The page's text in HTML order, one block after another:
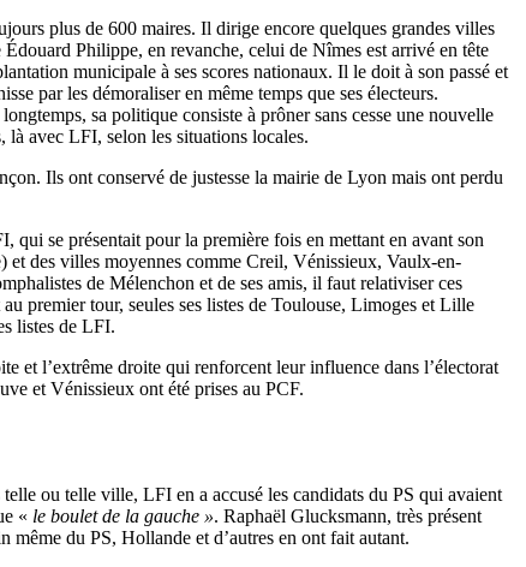
plus de 600 maires. Il dirige encore quelques grandes villes
Philippe, en revanche, celui de Nîmes est arrivé en tête
municipale à ses scores nationaux. Il le doit à son passé et
par les démoraliser en même temps que ses électeurs.
sa politique consiste à prôner sans cesse une nouvelle
là avec LFI, selon les situations locales.
Ils ont conservé de justesse la mairie de Lyon mais ont perdu
qui se présentait pour la première fois en mettant en avant son
et des villes moyennes comme Creil, Vénissieux, Vaulx-en-
de Mélenchon et de ses amis, il faut relativiser ces
premier tour, seules ses listes de Toulouse, Limoges et Lille
listes de LFI.
et l’extrême droite qui renforcent leur influence dans l’électorat
et Vénissieux ont été prises au PCF.
ou telle ville, LFI en a accusé les candidats du PS qui avaient
« le boulet de la gauche ». Raphaël Glucksmann, très présent
même du PS, Hollande et d’autres en ont fait autant.